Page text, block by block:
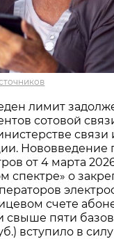
лимит
сотовой
связи
Нововведение
от 4 марта
спектре» о
счете
свыше пяти
вступило в